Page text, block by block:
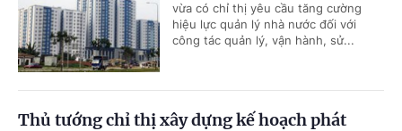
vừa có chỉ thị yêu cầu tăng cường
hiệu lực quản lý nhà nước đối với
công tác quản lý, vận hành, sử...
Thủ tướng chỉ thị xây dựng kế hoạch phát